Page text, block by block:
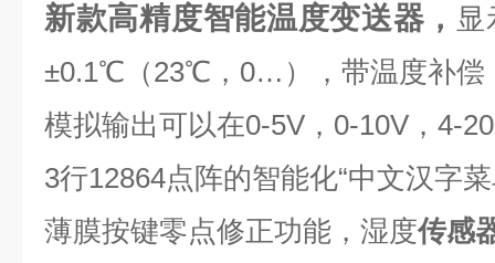
新款高精度智能温度变送器 ， 显
±0.1℃（23℃，0…），带温度补偿
模拟输出可以在0-5V，0-10V，4-
3行12864点阵的智能化“中文汉字
薄膜按键零点修正功能，湿度传感